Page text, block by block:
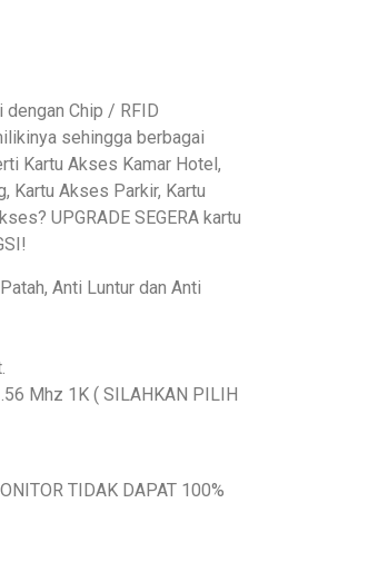
Chip / RFID
sehingga berbagai
Kartu Akses Kamar Hotel,
Kartu Akses Parkir, Kartu
UPGRADE SEGERA kartu
Anti Luntur dan Anti
Mhz 1K ( SILAHKAN PILIH
TIDAK DAPAT 100%